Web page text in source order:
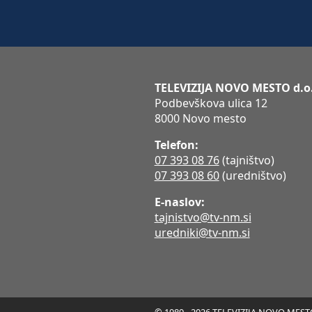
TELEVIZIJA NOVO MESTO
Podbevškova ulica 12
8000 Novo mesto
Telefon:
07 393 08 76(tajništvo)
07 393 08 60(uredništvo)
E-naslov:
tajnistvo@tv-nm.si
uredniki@tv-nm.si